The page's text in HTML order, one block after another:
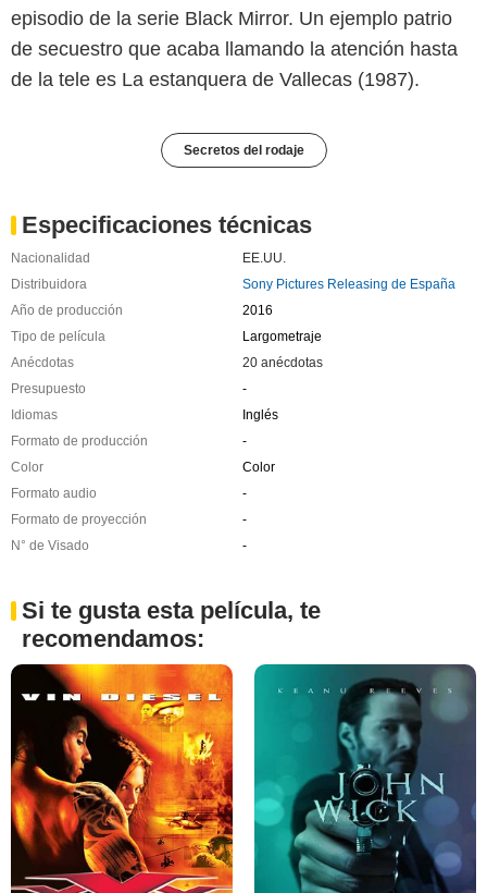
episodio de la serie Black Mirror. Un ejemplo patrio
de secuestro que acaba llamando la atención hasta
de la tele es La estanquera de Vallecas (1987).
Secretos del rodaje
Especificaciones técnicas
Nacionalidad
EE.UU.
Distribuidora
Sony Pictures Releasing de España
Año de producción
2016
Tipo de película
Largometraje
Anécdotas
20 anécdotas
Presupuesto
-
Idiomas
Inglés
Formato de producción
-
Color
Color
Formato audio
-
Formato de proyección
-
N° de Visado
-
Si te gusta esta película, te
recomendamos: